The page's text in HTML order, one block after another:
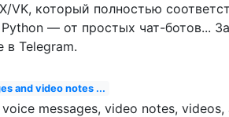
VK, который полностью
— от простых чат-ботов...
в Telegram.
and video notes ...
messages, video notes,